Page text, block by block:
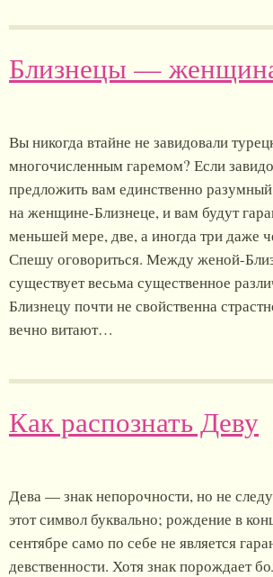
Близнецы —
Вы никогда втайне не завидовали
многочисленным гаремом? Если
предложить вам единственно
на женщине-Близнеце, и вам будут
меньшей мере, две, а иногда три даже
Спешу оговориться. Между женой-
существует весьма существенное
Близнецу почти не свойственна
вечно витают…
Как распознать Деву
Дева — знак непорочности, но не
этот символ буквально; рождение в
сентябре само по себе не является
девственности. Хотя знак порождает